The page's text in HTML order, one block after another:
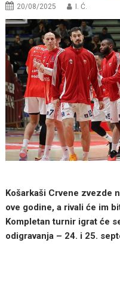
20/08/2025 I. Ć.
Košarkaši Crvene zvezde
ove godine, a rivali će im
Kompletan turnir igrat će
odigravanja – 24. i 25.